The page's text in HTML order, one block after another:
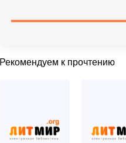
Рекомендуем к прочтению